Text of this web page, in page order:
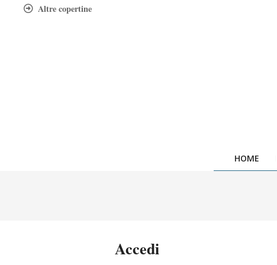
Altre copertine
HOME
Accedi